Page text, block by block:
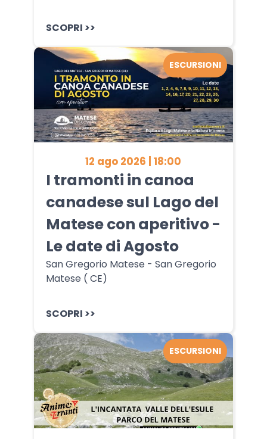
SCOPRI >>
12 ago 2026 | 18:00
I tramonti in canoa
canadese sul Lago del
Matese con aperitivo -
Le date di Agosto
San Gregorio Matese - San Gregorio
Matese ( CE)
SCOPRI >>
ESCURSIONI
ESCURSIONI